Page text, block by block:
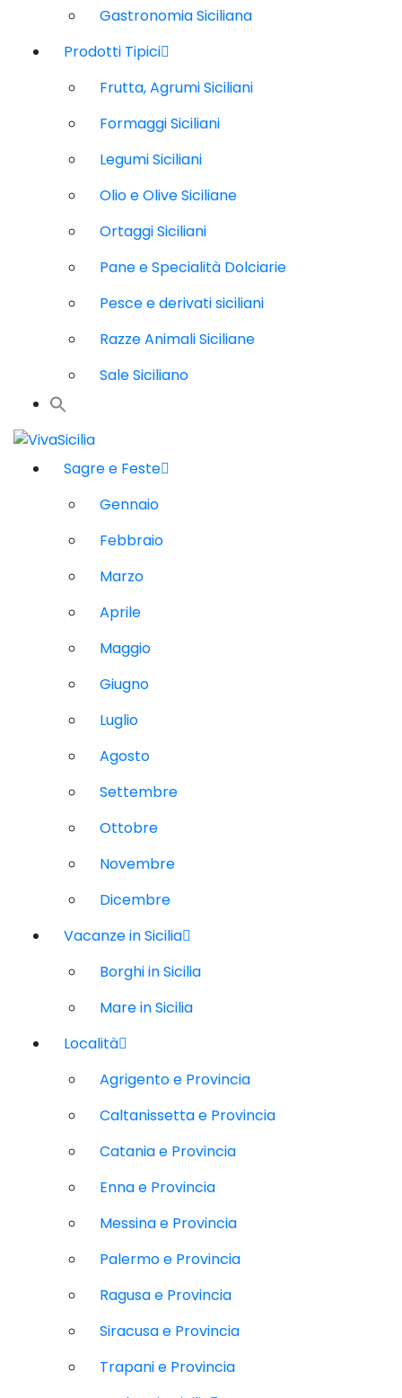
Gastronomia Siciliana
Prodotti Tipici
Frutta, Agrumi Siciliani
Formaggi Siciliani
Legumi Siciliani
Olio e Olive Siciliane
Ortaggi Siciliani
Pane e Specialità Dolciarie
Pesce e derivati siciliani
Razze Animali Siciliane
Sale Siciliano
Sagre e Feste
Gennaio
Febbraio
Marzo
Aprile
Maggio
Giugno
Luglio
Agosto
Settembre
Ottobre
Novembre
Dicembre
Vacanze in Sicilia
Borghi in Sicilia
Mare in Sicilia
Località
Agrigento e Provincia
Caltanissetta e Provincia
Catania e Provincia
Enna e Provincia
Messina e Provincia
Palermo e Provincia
Ragusa e Provincia
Siracusa e Provincia
Trapani e Provincia